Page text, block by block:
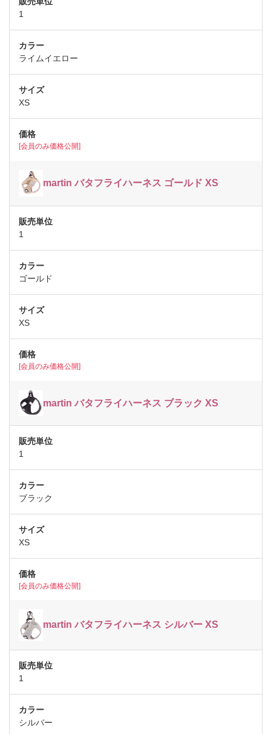
1
ライムイエロー
XS
[会員のみ価格公開]
martin バタフライハーネス ゴールド XS
1
ゴールド
XS
[会員のみ価格公開]
martin バタフライハーネス ブラック XS
1
ブラック
XS
[会員のみ価格公開]
martin バタフライハーネス シルバー XS
1
シルバー